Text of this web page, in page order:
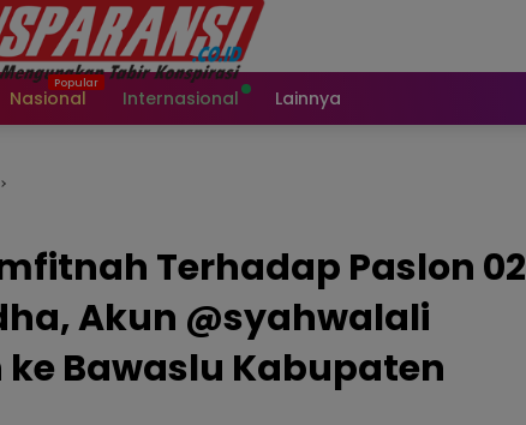
Nasional Internasional Lainnya
Terhadap Paslon 02
Akun @syahwalali
Bawaslu Kabupaten